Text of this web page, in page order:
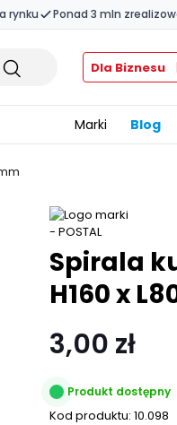
rynku Ponad 3 mln
Dla Biznesu
Marki Blog
Spirala
H160 x
3,00 zł
Produkt dostępny
Kod produktu: 10.098